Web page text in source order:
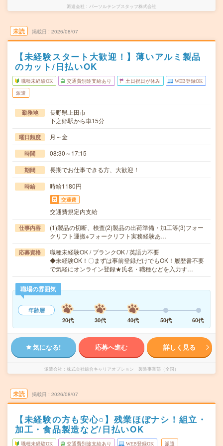
派遣会社 パーソルテンプスタッフ株式会社
未読 掲載日 2026/08/07
【未経験スタート大歓迎！】薄いアルミ製品
のカット/日払いOK
職種未経験OK 交通費別途支給あり 土日祝日が休み WEB登録OK
派遣
勤務地
長野県上田市
下之郷駅から車15分
曜日頻度 月～金
時間 08:30～17:15
期間 長期でお仕事できる方、大歓迎！
時給 時給1180円
交通費
交通費規定内支給
仕事内容
(1)製品の切断、検査(2)製品の出荷準備・加工等(3)フォー
クリフト運搬※フォークリフト実務経験あ…
応募資格
職種未経験OK / ブランクOK / 英語力不要
◆未経験OK！〇まずは事前登録だけでもOK！履歴書不要
で気軽にオンライン登録★氏名・職種などを入力す…
職場の雰囲気
年齢層
20代
30代 40代 50代 60代
気になる! 応募へ進む 詳しく見る
派遣会社 株式会社綜合キャリアオプション 製造事業部（全国）
未読 掲載日 2026/08/07
【未経験の方も安心○】残業ほぼナシ！組立・
加工・食品製造など/日払いOK
職種未経験OK 交通費別途支給あり WEB登録OK 派遣